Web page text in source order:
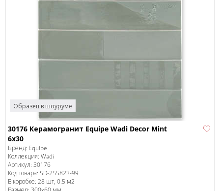
Образец в шоуруме
30176 Керамогранит Equipe Wadi Decor Mint
6x30
Бренд: Equipe
Коллекция: Wadi
Артикул: 30176
Код товара: SD-255823-99
В коробке: 28 шт, 0.5 м2